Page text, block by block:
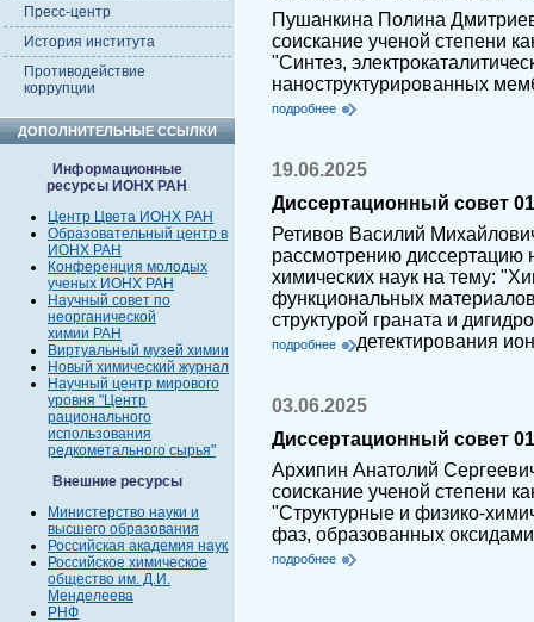
Пресс-центр
История института
Противодействие
коррупции
ДОПОЛНИТЕЛЬНЫЕ ССЫЛКИ
Информационные
ресурсы ИОНХ РАН
Центр Цвета ИОНХ РАН
Образовательный центр в
ИОНХ РАН
Конференция молодых
ученых ИОНХ РАН
Научный совет по
неорганической
химии РАН
Виртуальный музей химии
Новый химический журнал
Научный центр мирового
уровня "Центр
рационального
использования
редкометального сырья"
Внешние ресурсы
Министерство науки и
высшего образования
Российская академия наук
Российское химическое
общество им. Д.И.
Менделеева
РНФ
Пушанкина Полина
соискание ученой степени
"Синтез,
наноструктурированных
подробнее
19.06.2025
Диссертационный совет
Ретивов Василий
рассмотрению диссертацию
химических наук на тему:
функциональных
структурой граната и
детектирования
подробнее
03.06.2025
Диссертационный совет
Архипин Анатолий
соискание ученой степени
"Структурные и физико-
фаз, образованных
подробнее